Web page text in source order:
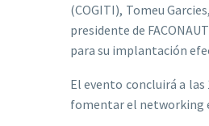
(COGITI), Tomeu
presidente de
para su implantación
El evento concluirá a las
fomentar el networking